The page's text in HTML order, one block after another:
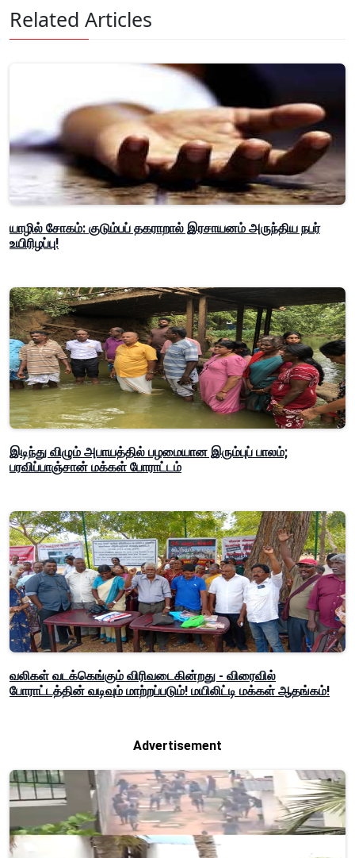
Related Articles
யாழில் சோகம்: குடும்பப் தகராறால் இரசாயனம் அருந்திய நபர்
உயிரிழப்பு!
இடிந்து விழும் அபாயத்தில் பழமையான இரும்புப் பாலம்;
பரவிப்பாஞ்சான் மக்கள் போராட்டம்
வலிகள் வடக்கெங்கும் விரிவடைகின்றது - விரைவில்
போராட்டத்தின் வடிவும் மாற்றப்படும்! மயிலிட்டி மக்கள் ஆதங்கம்!
Advertisement